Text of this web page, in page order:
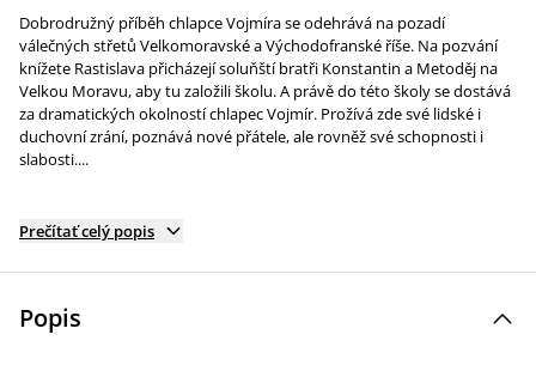
Dobrodružný příběh chlapce Vojmíra se odehrává na pozadí
válečných střetů Velkomoravské a Východofranské říše. Na pozvání
knížete Rastislava přicházejí soluňští bratři Konstantin a Metoděj na
Velkou Moravu, aby tu založili školu. A právě do této školy se dostává
za dramatických okolností chlapec Vojmír. Prožívá zde své lidské i
duchovní zrání, poznává nové přátele, ale rovněž své schopnosti i
slabosti....
Prečítať celý popis
Popis